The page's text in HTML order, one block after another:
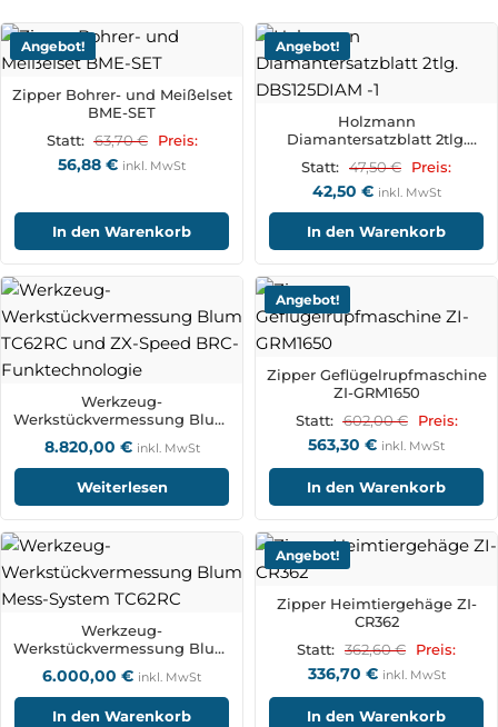
Angebot!
Zipper Bohrer- und Meißelset
BME-SET
Statt: 63,70€ Preis:
56,88 € inkl. MwSt
In den Warenkorb
Angebot!
Holzmann
Diamantersatzblatt 2tlg.
Statt: 47,50€ Preis:
42,50 € inkl. MwSt
In den Warenkorb
Werkzeug-
Werkstückvermessung Blum
Funktechnologie
8.820,00 € inkl. MwSt
Weiterlesen
Angebot!
Zipper Geflügelrupfmaschine
ZI-GRM1650
Statt: 602,00€ Preis:
563,30 € inkl. MwSt
In den Warenkorb
Werkzeug-
Werkstückvermessung Blum
6.000,00 € inkl. MwSt
In den Warenkorb
Angebot!
Zipper Heimtiergehäge ZI-
CR362
Statt: 362,60€ Preis:
336,70 € inkl. MwSt
In den Warenkorb